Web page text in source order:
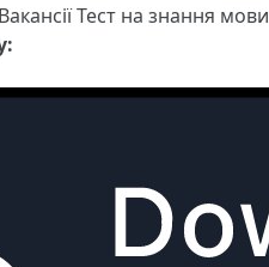
ВакансіїТест на знання мови